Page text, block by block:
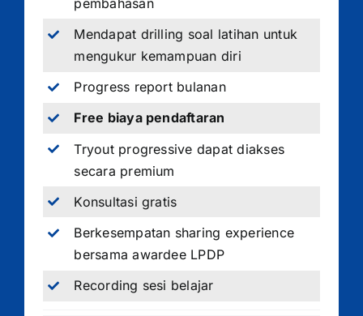
Mendapat drilling soal latihan untuk
mengukur kemampuan diri
Progress report bulanan
Free biaya pendaftaran
Tryout progressive dapat diakses
secara premium
Konsultasi gratis
Berkesempatan sharing experience
bersama awardee LPDP
Recording sesi belajar